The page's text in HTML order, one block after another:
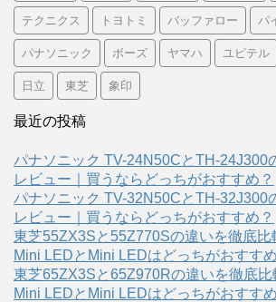
テクニクス トヨトミ バッファロー パ
パナソニック ボーズ ヤマハ ユピテル
日立 東芝 象印
最近の投稿
パナソニック TV-24N50CとTH-24J300
レビュー｜買うならどっちがおすすめ？
パナソニック TV-32N50CとTH-32J300
レビュー｜買うならどっちがおすすめ？
東芝55ZX3Sと55Z770Sの違いを徹底比
Mini LEDとMini LEDはどっちがおすす
東芝65ZX3Sと65Z970Rの違いを徹底
Mini LEDとMini LEDはどっちがおすす